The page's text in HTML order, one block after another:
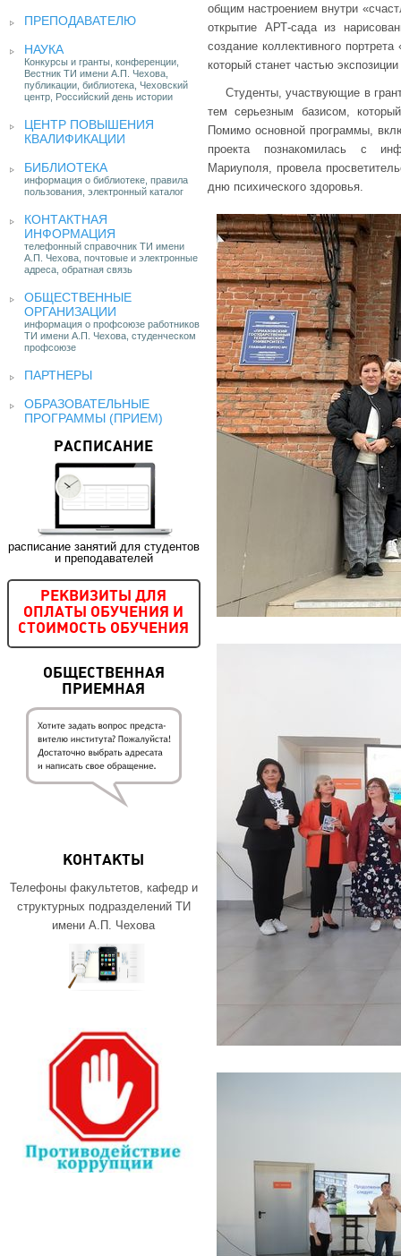
ПРЕПОДАВАТЕЛЮ
НАУКА
Конкурсы и гранты, конференции,
Вестник ТИ имени А.П. Чехова,
публикации, библиотека, Чеховский
центр, Российский день истории
ЦЕНТР ПОВЫШЕНИЯ
КВАЛИФИКАЦИИ
БИБЛИОТЕКА
информация о библиотеке, правила
пользования, электронный каталог
КОНТАКТНАЯ
ИНФОРМАЦИЯ
телефонный справочник ТИ имени
А.П. Чехова, почтовые и электронные
адреса, обратная связь
ОБЩЕСТВЕННЫЕ
ОРГАНИЗАЦИИ
информация о профсоюзе работников
ТИ имени А.П. Чехова, студенческом
профсоюзе
ПАРТНЕРЫ
ОБРАЗОВАТЕЛЬНЫЕ
ПРОГРАММЫ (ПРИЕМ)
РАСПИСАНИЕ
расписание занятий для студентов
и преподавателей
РЕКВИЗИТЫ ДЛЯ
ОПЛАТЫ ОБУЧЕНИЯ И
СТОИМОСТЬ ОБУЧЕНИЯ
ОБЩЕСТВЕННАЯ
ПРИЕМНАЯ
КОНТАКТЫ
Телефоны факультетов, кафедр и
структурных подразделений ТИ
имени А.П. Чехова
общим настроением внутри
открытие АРТ-сада из
создание коллективного
который станет частью
Студенты, участвующие в
тем серьезным базисом,
Помимо основной программы,
проекта познакомилась с
Мариуполя, провела
дню психического